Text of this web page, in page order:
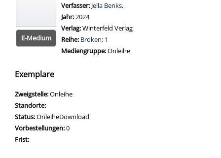
E-Medium
Verfasser: Suche nach diesem Verfasser
Jella Benks,
Jahr: 2024
Verlag:Winterfeld Verlag
Reihe: Broken; 1
Mediengruppe:Onleihe
Exemplare
Zweigstelle:Onleihe
Standorte:
Status:OnleiheDownload
Vorbestellungen:0
Frist: